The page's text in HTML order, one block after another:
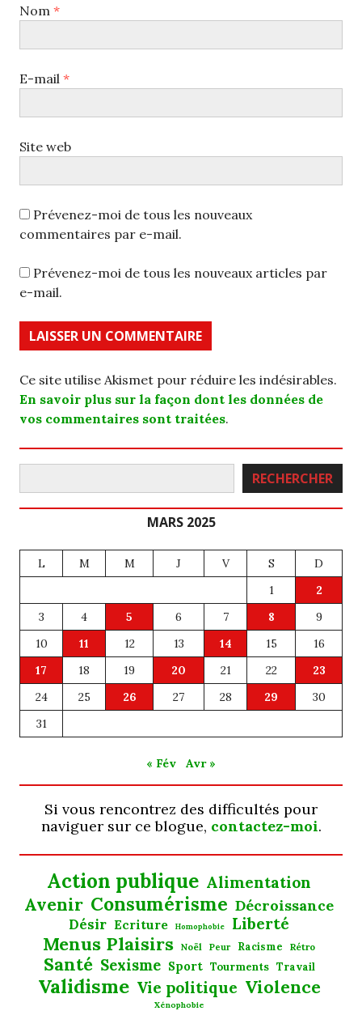
Nom *
E-mail *
Site web
Prévenez-moi de tous les nouveaux
commentaires par e-mail.
Prévenez-moi de tous les nouveaux articles par
e-mail.
Ce site utilise Akismet pour réduire les indésirables.
En savoir plus sur la façon dont les données de
vos commentaires sont traitées.
Rechercher RECHERCHER
MARS 2025
L M M J V S
D
1
2
3
4 5 6 7 8
9
10
11 12 13 14 15
16
17
18 19 20 21 22
23
24
25 26 27 28 29
30
31
« Fév Avr »
Si vous rencontrez des difficultés pour
naviguer sur ce blogue, contactez-moi.
Action publique Alimentation
Avenir Consumérisme Décroissance
Désir Ecriture Homophobie Liberté
Menus Plaisirs Noël Peur Racisme Rétro
Santé Sexisme Sport Tourments Travail
Validisme Vie politique Violence
Xénophobie